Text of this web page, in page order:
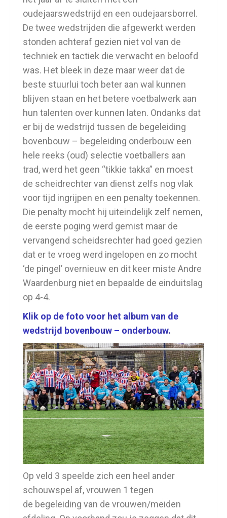
oudejaarswedstrijd en een oudejaarsborrel.
De twee wedstrijden die afgewerkt werden
stonden achteraf gezien niet vol van de
techniek en tactiek die verwacht en beloofd
was. Het bleek in deze maar weer dat de
beste stuurlui toch beter aan wal kunnen
blijven staan en het betere voetbalwerk aan
hun talenten over kunnen laten. Ondanks dat
er bij de wedstrijd tussen de begeleiding
bovenbouw – begeleiding onderbouw een
hele reeks (oud) selectie voetballers aan
trad, werd het geen “tikkie takka” en moest
de scheidrechter van dienst zelfs nog vlak
voor tijd ingrijpen en een penalty toekennen.
Die penalty mocht hij uiteindelijk zelf nemen,
de eerste poging werd gemist maar de
vervangend scheidsrechter had goed gezien
dat er te vroeg werd ingelopen en zo mocht
‘de pingel’ overnieuw en dit keer miste Andre
Waardenburg niet en bepaalde de einduitslag
op 4-4.
Klik op de foto voor het album van de
wedstrijd bovenbouw – onderbouw.
Op veld 3 speelde zich een heel ander
schouwspel af, vrouwen 1 tegen
de begeleiding van de vrouwen/meiden